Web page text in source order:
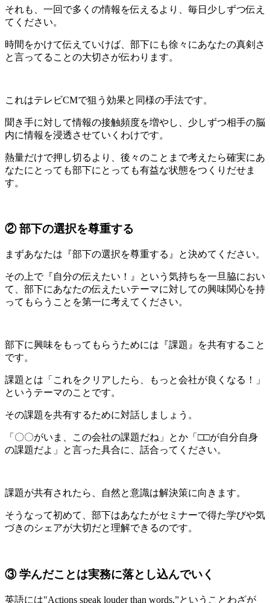
それも、一回で多くの情報を伝えるより、毎日少しずつ伝え
てください。
時間をかけて伝えていけば、部下にも徐々にあなたの真剣さ
と言ってることの大切さが伝わります。
これはテレビCMで狙う効果と同様の手法です。
聞き手に対して情報の接触頻度を増やし、少しずつ相手の脳
内に情報を浸透させていくわけです。
熱量だけで押し切るより、後々のことまで考えたら確実にあ
なたにとっても部下にとっても有益な状態をつくりだせま
す。
② 部下の選択を尊重する
まずあなたは『部下の選択を尊重する』と決めてください。
その上で『自分の伝えたい！』という気持ちを一旦脇におい
て、部下にあなたの伝えたいテーマに対しての興味関心を持
ってもらうことを第一に考えてください。
部下に興味をもってもらうためには『課題』を共有すること
です。
課題とは「これをクリアしたら、もっと会社が良くなる！」
というテーマのことです。
その課題を共有するために対話しましょう。
「〇〇がいま、この会社の課題だね」とか「□□が自分自身
の課題だよ」と言った具合に、話合ってください。
課題が共有されたら、自然と意識は解決策に向きます。
そうなって初めて、部下はあなたがセミナーで得た学びや気
づきのシェアが大切だと理解できるのです。
③ 学んだことは実務に落とし込んでいく
英語には"Actions speak louder than words.”ということわざが